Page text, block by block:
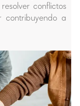
conflictos
contribuyendo a